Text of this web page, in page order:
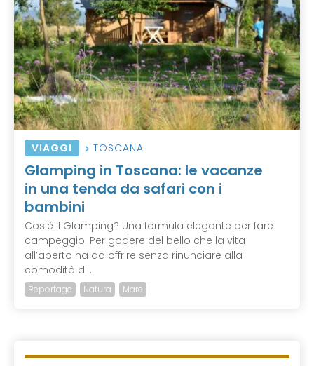
VIAGGI TOSCANA
Glamping in Toscana: le vacanze
in una tenda da safari con i
bambini
Cos'è il Glamping? Una formula elegante per fare
campeggio. Per godere del bello che la vita
all’aperto ha da offrire senza rinunciare alla
comodità di ...
Reportage Natura Mare